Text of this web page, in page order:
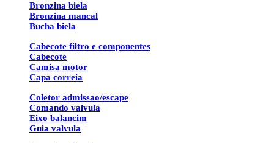
Bronzina biela
Bronzina mancal
Bucha biela
Cabecote filtro e componentes
Cabecote
Camisa motor
Capa correia
Coletor admissao/escape
Comando valvula
Eixo balancim
Guia valvula